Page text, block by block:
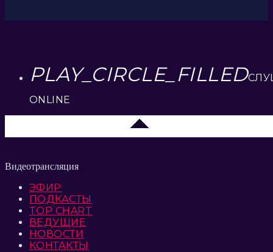
PLAY_CIRCLE_FILLED
ONLINE
Видеотрансляция
ЭФИР
ПОДКАСТЫ
TOP CHART
ВЕДУЩИЕ
НОВОСТИ
КОНТАКТЫ